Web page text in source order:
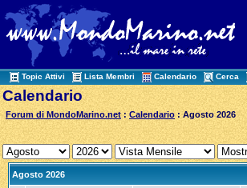
Topic Attivi Lista Membri Calendario Cerca
Calendario
Forum di MondoMarino.net :Calendario : Agosto 2026
Agosto 2026